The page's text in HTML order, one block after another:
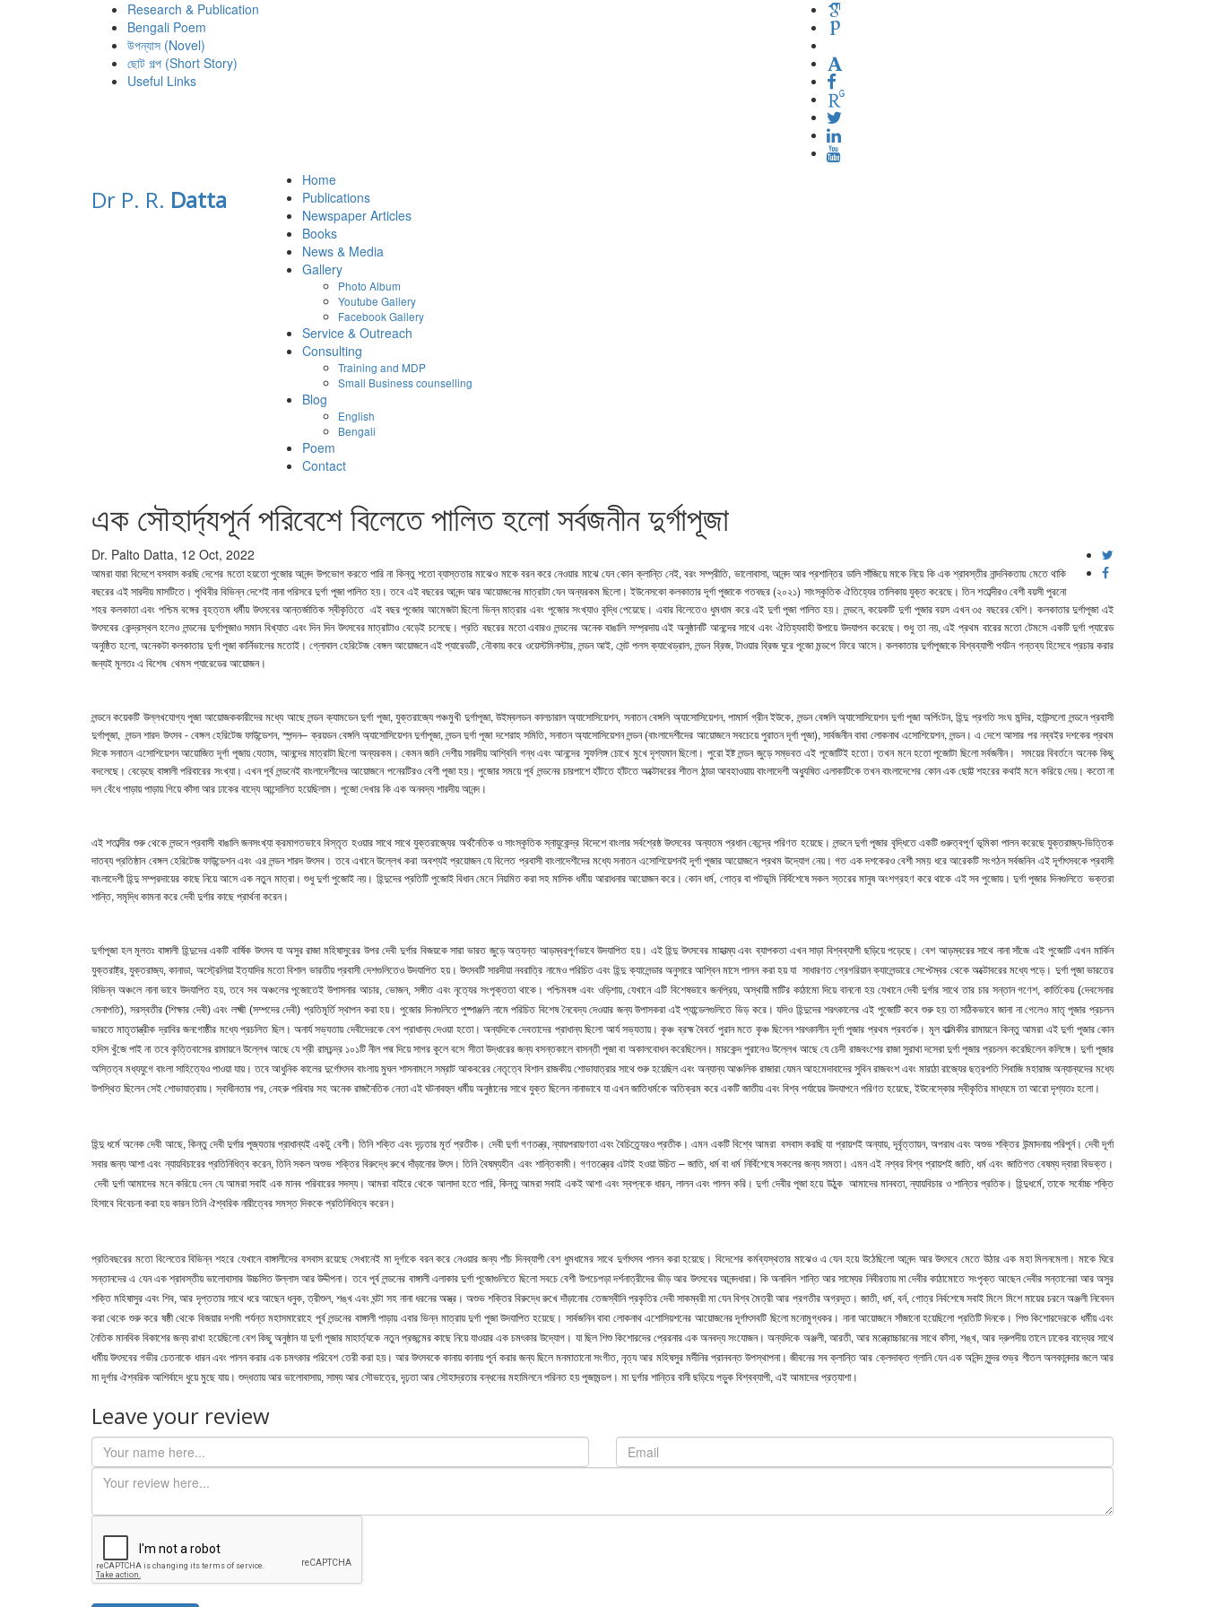
Research & Publication
Bengali Poem
উপন্যাস (Novel)
ছোট গল্প (Short Story)
Useful Links
Dr P. R. Datta
Home
Publications
Newspaper Articles
Books
News & Media
Gallery
Photo Album
Youtube Gallery
Facebook Gallery
Service & Outreach
Consulting
Training and MDP
Small Business counselling
Blog
English
Bengali
Poem
Contact
এক সৌহার্দ্যপূর্ন পরিবেশে বিলেতে পালিত হলো সর্বজনীন দুর্গাপূজা
Dr. Palto Datta, 12 Oct, 2022
আমরা যারা বিদেশে বসবাস করছি দেশের মতো হয়তো পুজোর আনন্দ উপভোগ করতে পারি না কিন্তু শতো ব্যাস্ততার মাঝেও মাকে বরন করে নেওয়ার মাঝে যেন কোন ক্লান্তি নেই, বরং সম্প্রীতি, ভালোবাসা, আনন্দ আর প্রশান্তির ডালি সাঁজিয়ে মাকে নিয়ে কি এক শ্রাবস্তীর নান্দনিকতায় মেতে থাকি
বছরের এই সারদীয় মাসটিতে। পৃথিবীর বিভিন্ন দেশেই নানা পরিসরে দুর্গা পূজা পালিত হয়। তবে এই বছরের আনন্দ আর আয়োজনের মাত্রাটা যেন অন্যরকম ছিলো। ইউনেসকো কলকাতার দূর্গা পূজাকে গতবছর (২০২১) সাংস্কৃতিক ঐতিহ্যের তালিকায় যুক্ত করেছে। তিন শতাব্দীরও বেশী বয়সী পুরনো
শহর কলকাতা এবং পশ্চিম বঙ্গের বৃহত্তম ধর্মীয় উৎসবের আন্তর্জাতিক স্বীকৃতিতে এই বছর পূজোর আমেজটা ছিলো ভিন্ন মাত্রার এবং পূজোর সংখ্যাও বৃদ্ধি পেয়েছে। এবার বিলেতেও ধুমধাম করে এই দুর্গা পূজা পালিত হয়। লন্ডনে, কয়েকটি দুর্গা পূজার বয়স এখন ৩৫ বছরের বেশি। কলকাতার দুর্গাপূজা এই
উৎসবের কেন্দ্রস্থল হলেও লন্ডনের দুর্গাপূজাও সমান বিখ্যাত এবং দিন দিন উৎসবের মাত্রাটাও বেড়েই চলেছে। প্রতি বছরের মতো এবারও লন্ডনের অনেক বাঙালি সম্প্রদায় এই অনুষ্ঠানটি আনন্দের সাথে এবং ঐতিহ্যবাহী উপায়ে উদযাপন করেছে। শুধু তা নয়, এই প্রথম বারের মতো টেমসে একটি দুর্গা প্যারেড
অনুষ্ঠিত হলো, অনেকটা কলকাতার দুর্গা পূজা কার্নিভালের মতোই। গ্লোবাল হেরিটেজ বেঙ্গল আয়োজনে এই প্যারেডটি, নৌকায় করে ওয়েস্টমিনস্টার, লন্ডন আই, সেন্ট পলস ক্যাথেড্রাল, লন্ডন ব্রিজ, টাওয়ার ব্রিজ ঘুরে পূজো মন্ডপে ফিরে আসে। কলকাতার দুর্গাপূজাকে বিশ্বব্যাপী পর্যটন গন্তব্য হিসেবে প্রচার করার
জন্যই মূলতঃ এ বিশেষ থেমস প্যারেডের আয়োজন।
লন্ডনে কয়েকটি উল্লখযোগ্য পূজা আয়োজককারীদের মধ্যে আছেলন্ডন ক্যামডেন দুর্গা পূজা, যুক্তরাজ্যে পঞ্চমুখী দুর্গাপূজা, উইম্বলডন কালচারাল অ্যাসোসিয়েশন, সনাতন বেঙ্গলি অ্যাসোসিয়েশন, পামার্স গ্রীন ইউকে, লন্ডন বেঙ্গলি অ্যাসোসিয়েশন দুর্গা পূজা অর্পিংটন, হিন্দু প্রগতি সংঘ মন্দির, হাউন্সলো লন্ডনে প্রবাসী
দুর্গাপূজা, লন্ডন শারদ উৎসব - বেঙ্গল হেরিটেজ ফাউন্ডেশন, স্পন্দন– ক্রয়ডন বেঙ্গলি অ্যাসোসিয়েশন দুর্গাপূজা, লন্ডন দুর্গা পূজা দশেরাহ সমিতি, সনাতন অ্যাসোসিয়েশন লন্ডন (বাংলাদেশীদের আয়োজনে সবচেয়ে পুরাতন দূর্গা পূজা), সার্বজনীন বাবা লোকনাথ এসোশিয়েশন, লন্ডন। এ দেশে আসার পর নব্বইর দশকের প্রথম
দিকে সনাতন এসোশিয়েশন আয়োজিত দূর্গা পূজায় যেতাম, আনন্দের মাত্রাটা ছিলো অন্যরকম। কেমন জানি দেশীয় সারদীয় আশ্বিনি গন্ধ এবং আনন্দের স্ফুলিঙ্গ চোখে মুখে দৃশ্যমান ছিলো। পুরো ইষ্ট লন্ডন জুড়ে সম্ভবত এই পূজোটিই হতো। তখন মনে হতো পূজোটা ছিলো সর্বজনীন। সময়ের বিবর্তনে অনেক কিছু
বদলেছে। বেড়েছে বাঙ্গালী পরিবারের সংখ্যা। এখন পূর্ব লন্ডনেই বাংলাদেশীদের আয়োজনে পনেরটিরও বেশী পূজা হয়। পুজোর সময়ে পূর্ব লন্ডনের চারপাশে হাঁটতে হাঁটতে অক্টোবরের শীতল ঠান্ডা আবহাওয়ায় বাংলাদেশী অধ্যুষিত এলাকাটিকে তখন বাংলাদেশের কোন এক ছোট্ট শহরের কথাই মনে করিয়ে দেয়। কতো না
দল বেঁধে পাড়ায় পাড়ায় গিয়ে কাঁসা আর ঢাকের বাদ্যে আন্দোলিত হয়েছিলাম। পূজো দেখার কি এক অনবদ্য শারদীয় আনন্দ।
এই শতাব্দীর শুরু থেকে লন্ডনে প্রবাসী বাঙালি জনসংখ্যা ক্রমাগতভাবে বিস্তৃত হওয়ার সাথে সাথে যুক্তরাজ্যের অর্থনৈতিক ও সাংস্কৃতিক স্নায়ুকেন্দ্র বিদেশে বাংলার সর্বশ্রেষ্ঠ উৎসবের অন্যতম প্রধান কেন্দ্রে পরিণত হয়েছে। লন্ডনে দুর্গা পূজার বৃদ্ধিতে একটি গুরুত্বপূর্ণ ভূমিকা পালন করেছে যুক্তরাজ্য-ভিত্তিক
দাতব্য প্রতিষ্ঠান বেঙ্গল হেরিটেজ ফাউন্ডেশন এবং এর লন্ডন শারদ উৎসব । তবে এখানে উল্লেখ করা অবশ্যই প্রয়োজন যে বিলেত প্রবাসী বাংলাদেশীদের মধ্যে সনাতন এসোশিয়েশনই দূর্গা পূজার আয়োজনে প্রথম উদ্যোগ নেয়। গত এক দশকেরও বেশী সময় ধরে আরেকটি সংগঠন সর্বজনিন এই দূর্গাৎসবকে প্রবাসী
বাংলাদেশী হিন্দু সম্প্রদায়ের কাছে নিয়ে আসে এক নতুন মাত্রা। শুধু দুর্গা পুজোই নয়। হিন্দুদের প্রতিটি পুজোই বিধান মেনে নিয়মিত করা সহ মাসিক ধর্মীয় আরাধনার আয়োজন করে। কোন ধর্ম, গোত্র বা পটভূমি নির্বিশেষে সকল স্তরের মানুষ অংশগ্রহণ করে থাকে এই সব পুজোয়। দুর্গা পূজার দিনগুলিতে ভক্তরা
শান্তি, সমৃদ্ধি কামনা করে দেবী দুর্গার কাছে প্রার্থনা করেন।
দুর্গাপূজা হল মূলতঃ বাঙ্গালী হিন্দুদের একটি বার্ষিক উৎসব যা অসুর রাজা মহিষাসুরের উপর দেবী দুর্গার বিজয়কে সারা ভারত জুড়ে অত্যন্ত আড়ম্বরপূর্ণভাবে উদযাপিত হয়। এই হিন্দু উৎসবের মাহাত্ম্য এবং ব্যাপকতা এখন সাড়া বিশ্বব্যাপী ছড়িয়ে পড়েছে। বেশ আড়ম্বরের সাথে নানা সাঁজে এই পুজোটি এখন মার্কিন
যুক্তরাষ্ট্র, যুক্তরাজ্য, কানাডা, অস্ট্রেলিয়া ইত্যাদির মতো বিশাল ভারতীয় প্রবাসী দেশগুলিতেও উদযাপিত হয়। উৎসবটি সারদীয়া নবরাত্রি নামেও পরিচিত এবং হিন্দু ক্যালেন্ডার অনুসারে আশ্বিন মাসে পালন করা হয় যা সাধারণত গ্রেগরিয়ান ক্যালেন্ডারে সেপ্টেম্বর থেকে অক্টোবরের মধ্যে পড়ে। দুর্গা পূজা ভারতের
বিভিন্ন অঞ্চলে নানা ভাবে উদযাপিত হয়, তবে সব অঞ্চলের পূজোতেই উপাসনার আচার, ভোজন, সঙ্গীত এবং নৃত্যের সংপৃক্ততা থাকে। পশ্চিমবঙ্গ এবং ওড়িশায়, যেখানে এটি বিশেষভাবে জনপ্রিয়, অস্থায়ী মাটির কাঠামো দিয়ে বাননো হয় যেখানে দেবী দুর্গার সাথে তার চার সন্তান গণেশ, কার্তিকেয় (দেবসেনার
সেনাপতি), সরস্বতীর (শিক্ষার দেবী) এবং লক্ষ্মী (সম্পদের দেবী) প্রতিমূর্তি স্থাপন করা হয়। পুজোর দিনগুলিতে পুষ্পাঞ্জলি নামে পরিচিত বিশেষ নৈবেদ্য দেওয়ার জন্য উপাসকরা এই প্যান্ডেলগুলিতে ভিড় করে। যদিও হিন্দুদের শরৎকালের এই পুজোটি কবে শুরু হয় তা সঠিকভাবে জানা না গেলেও মাতৃ পূজার প্রচলন
ভারতে মাতৃতান্ত্রীক দ্রাবির জনগোষ্ঠীর মধ্যে প্রচলিত ছিল। অনার্য সভ্যতায় দেবীদেরকে বেশ প্রাধান্য দেওয়া হতো। অন্যদিকে দেবতাদের প্রাধান্য ছিলো আর্য সভ্যতায়। কৃঞ্চ ব্রহ্ম বৈবর্ত পুরান মতে কৃঞ্চ ছিলেন শরৎকালীন দূর্গা পূজার প্রথম প্রবর্তক। মূল বাল্মিকীর রামায়নে কিন্তু আমরা এই দুর্গা পূজার কোন
হদিস খুঁজে পাই না তবে কৃত্তিবাসের রামায়নে উল্লেখ আছে যে শ্রী রামচন্দ্র ১০১টি নীল পদ্ম দিয়ে সাগর কূলে বসে সীতা উদ্ধারের জন্য বসন্তকালে বাসন্তী পূজা বা অকালবোধন করেছিলেন। মারকেন্দ পুরানেও উল্লেখ আছে যে চেদী রাজবংশের রাজা সুরাথা দসেরা দুর্গা পূজার প্রচলন করেছিলেন কলিঙ্গে। দুর্গা পূজার
অস্তিত্ব মধ্যযুগে বাংলা সাহিত্যেও পাওয়া যায়। তবে আধুনিক কালের দুর্গোৎসব বাংলায় মুঘল শাসনামলে সম্রাট আকবরের নেতৃত্বে বিশাল রাজকীয় শোভাযাত্রার সাথে শুরু হয়েছিল এবং অন্যান্য আঞ্চলিক রাজারা যেমন আহমেদাবাদের সুবিন রাজবংশ এবং মারাঠা রাজ্যের ছত্রপতি শিবাজি মহারাজ অন্যান্যদের মধ্যে
উপস্থিত ছিলেন সেই শোভাযাত্রায়। স্বাধীনতার পর, নেহরু পরিবার সহ অনেক রাজনৈতিক নেতা এই ঘটনাবহুল ধর্মীয় অনুষ্ঠানের সাথে যুক্ত ছিলেন নানাভাবে যা এখন জাতিধর্মকে অতিক্রম করে একটি জাতীয় এবং বিশ্ব পর্যায়ের উদযাপনে পরিণত হয়েছে, ইউনেস্কোর স্বীকৃতির মাধ্যমে তা আরো দৃশ্যতঃ হলো।
হিন্দু ধর্মে অনেক দেবী আছে, কিন্তু দেবী দুর্গার পূজ্যতার প্রাধান্যই একটু বেশী। তিনি শক্তি এবং দৃঢ়তার মূর্ত প্রতীক। দেবী দুর্গা গণতন্ত্র, ন্যায়পরায়ণতা এবং বৈচিত্র্যেরও প্রতীক। এমন একটি বিশ্বে আমরা বসবাস করছি যা প্রায়শই অন্যায়, দূর্বৃত্তায়ন, অপরাধ এবং অশুভ শক্তির উন্মাদনায় পরিপূর্ন। দেবী দূর্গা
সবার জন্য আশা এবং ন্যায়বিচারের প্রতিনিধিত্ব করেন, তিনি সকল অশুভ শক্তির বিরুদ্ধে রুখে দাঁড়ানোর উৎস। তিনি বৈষম্যহীন এবং শান্তিকামী। গণতন্ত্রের এটাই হওয়া উচিত – জাতি, ধর্ম বা ধর্ম নির্বিশেষে সকলের জন্য সমতা। এমন এই নশ্বর বিশ্ব প্রায়শই জাতি, ধর্ম এবং জাতিগত বেষম্য দ্বারা বিভক্ত।
দেবী দুর্গা আমাদের মনে করিয়ে দেন যে আমরা সবাই এক মানব পরিবারের সদস্য। আমরা বাইরে থেকে আলাদা হতে পারি, কিন্তু আমরা সবাই একই আশা এবং স্বপ্নকে ধারন, লালন এবং পালন করি। দুর্গা দেবীর পূজা হয়ে উঠুক আমাদের মানবতা, ন্যায়বিচার ও শান্তির প্রতিক। হিন্দুধর্মে, তাকে সর্বোচ্চ শক্তি
হিসাবে বিবেচনা করা হয় কারন তিনি ঐশ্বরিক নারীত্বের সমস্ত দিককে প্রতিনিধিত্ব করেন।
প্রতিবছরের মতো বিলেতের বিভিন্ন শহরে যেখানে বাঙ্গালীদের বসবাস রয়েছে সেখানেই মা দূর্গাকে বরন করে নেওয়ার জন্য পাঁচ দিনব্যাপী বেশ ধুমধামের সাথে দুর্গাৎসব পালন করা হয়েছে। বিদেশের কর্মব্যস্থতার মাঝেও এ যেন হয়ে উঠেছিলো আনন্দ আর উৎসবে মেতে উঠার এক মহা মিলনমেলা। মাকে ঘিরে
সন্তানদের এ যেন এক শ্রাবস্তীয় ভালোবাসার উচ্চসিত উল্লাস আর উদ্দীপনা। তবে পূর্ব লন্ডনের বাঙ্গালী এলাকার দুর্গা পূজোগুলিতে ছিলো সবচে বেশী উপচেপড়া দর্শনাত্রীদের ভীড় আর উৎসবের আনন্দধারা। কি অনাবিল শান্তি আর সাম্যের নিবীরতায় মা দেবীর কাঠামোতে সংপৃক্ত আছেন দেবীর সন্তানেরা আর অসুর
শক্তি মহিষাসুর এবং শিব, আর দৃপ্ততার সাথে ধরে আছেন ধনুক, ত্রীশুল, শঙ্খ এবং ঘন্টা সহ নানা ধরনের অস্ত্র। অশুভ শক্তির বিরুদ্ধে রুখে দাঁড়ানোর তেজস্বীনি প্রকৃতির দেবী সাকম্বরী মা যেন বিশ্ব মৈত্রী আর প্রগতীর অগ্রদূত। জাতী, ধর্ম, বর্ন, গোত্র নির্বশেষে সবাই মিলে মিশে মায়ের চরনে অঞ্জলী নিবেদন
করা থেকে শুরু করে ষষ্ঠী থেকে বিজয়ার দশমী পর্যন্ত মহাসমারোহে পূর্ব লন্ডনের বাঙ্গালী পাড়ায় এবার ভিন্ন মাত্রায় দুর্গা পূজা উদযাপিত হয়েছে। সার্বজনিন বাবা লোকনাথ এশোসিয়শনের আয়োজনের দূর্গাৎসবটি ছিলো মনোমুগ্ধকর। নানা আয়োজনে সাঁজানো হয়েছিলো প্রতিটি দিনকে। শিশু কিশোরদেরকে ধর্মীয় এবং
নৈতিক মানবিক বিকাশের জন্য রাখা হয়েছিলো বেশ কিছু অনুষ্ঠান যা দুর্গা পূজার মাহার্ত্যকে নতুন প্রজন্মের কাছে নিয়ে যাওয়ার এক চমৎকার উদ্যোগ। যা ছিল শিশু কিশোরদের প্রেরনার এক অনবদ্য সংযোজন। অন্যদিকে অঞ্জলী, আরতী, আর মন্ত্রোচ্চারনের সাথে কাঁসা, শঙ্খ, আর দ্রুপদীয় তালে ঢাকের বাদ্যের সাথে
ধর্মীয় উৎসবের গভীর চেতনাকে ধারন এবং পালন করার এক চমৎকার পরিবেশ তেরী করা হয়। আর উৎসবকে কানায় কানায় পূর্ন করার জন্য ছিলে মনমাতানো সংগীত, নৃত্য আর মহিষসুর মর্দীনির প্রানবন্ত উপস্থাপনা। জীবনের সব ক্লান্তি আর ক্লেদাক্ত গ্লানি যেন এক অনিন্দ সুন্দর শুভ্র শীতল অলকানন্দার জলে আর
মা দূর্গার ঐশ্বরিক আশির্বাদে ধুয়ে মুছে যায়। শুদ্ধতায় আর ভালোবাসায়, সাম্য আর সৌভাত্রে, দৃঢ়তা আর সৌহাদ্রতার বন্ধনের মহামিলনে পরিনত হয় পূজামন্ডপ। মা দুর্গার শান্তির বানী ছড়িয়ে পড়ুক বিশ্বব্যাপী, এই আমাদের প্রত্যাশা।
Leave your review